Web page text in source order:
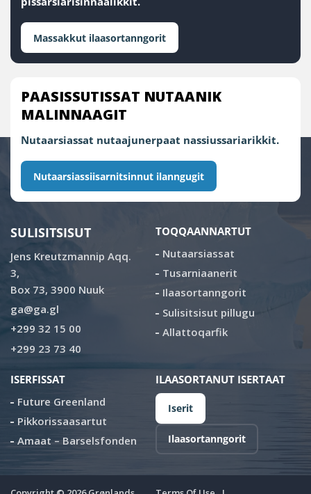
Massakkut ilaasortanngorit
PAASISSUTISSAT NUTAANIK
MALINNAAGIT
Nutaarsiassat nutaajunerpaat nassiussariarikkit.
Nutaarsiassiisarnitsinnut ilanngugit
SULISITSISUT
Jens Kreutzmannip Aqq.
3,
Box 73, 3900 Nuuk
ga@ga.gl
+299 32 15 00
+299 23 73 40
TOQQAANNARTUT
Nutaarsiassat
Tusarniaanerit
Ilaasortanngorit
Sulisitsisut pillugu
Allattoqarfik
ISERFISSAT
Future Greenland
Pikkorissaasartut
Amaat – Barselsfonden
ILAASORTANUT ISERTAAT
Iserit
Ilaasortanngorit